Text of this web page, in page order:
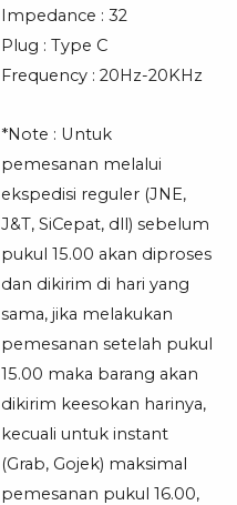
Impedance : 32
Plug : Type C
Frequency : 20Hz-20KHz
*Note : Untuk
pemesanan melalui
ekspedisi reguler (JNE,
J&T, SiCepat, dll) sebelum
pukul 15.00 akan diproses
dan dikirim di hari yang
sama, jika melakukan
pemesanan setelah pukul
15.00 maka barang akan
dikirim keesokan harinya,
kecuali untuk instant
(Grab, Gojek) maksimal
pemesanan pukul 16.00,